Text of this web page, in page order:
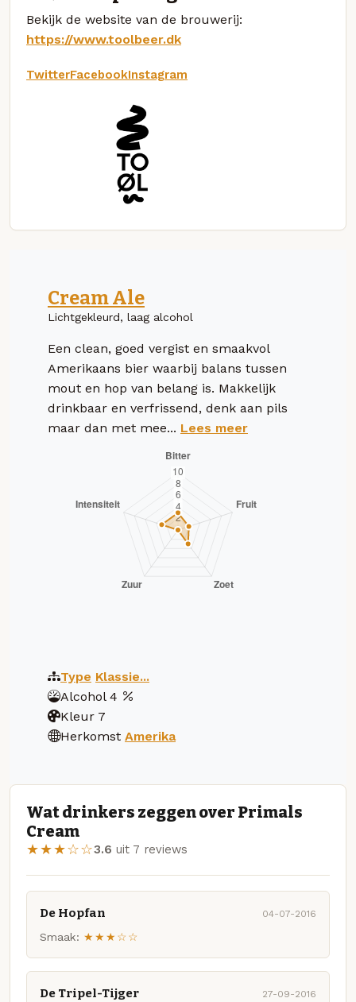
Bekijk de website van de brouwerij:
https://www.toolbeer.dk
TwitterFacebookInstagram
Cream Ale
Lichtgekleurd, laag alcohol
Een clean, goed vergist en smaakvol
Amerikaans bier waarbij balans tussen
mout en hop van belang is. Makkelijk
drinkbaar en verfrissend, denk aan pils
maar dan met mee... Lees meer
Type Klassie...
Alcohol 4
Kleur 7
Herkomst Amerika
Wat drinkers zeggen over Primals
Cream
★★★☆☆3.6 uit 7 reviews
De Hopfan 04-07-2016
Smaak: ★★★☆☆
De Tripel-Tijger 27-09-2016